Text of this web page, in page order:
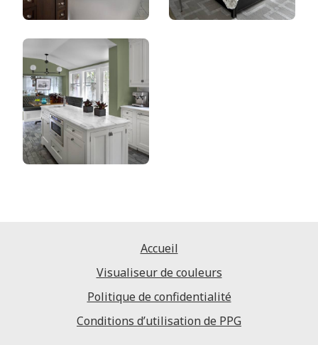
Accueil
Visualiseur de couleurs
Politique de confidentialité
Conditions d’utilisation de PPG